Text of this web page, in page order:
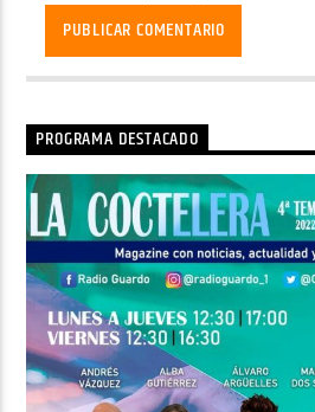
PROGRAMA DESTACADO